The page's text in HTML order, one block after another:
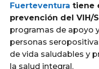
Fuerteventura tiene
prevención del VIH/
programas de apoyo
personas
de vida saludables y
la salud integral.